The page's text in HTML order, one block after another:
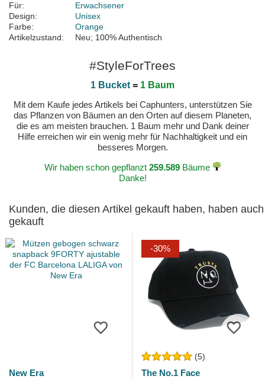
Für:
Erwachsener
Design:
Unisex
Farbe:
Orange
Artikelzustand:
Neu; 100% Authentisch
#StyleForTrees
1 Bucket = 1 Baum
Mit dem Kaufe jedes Artikels bei Caphunters, unterstützen Sie
das Pflanzen von Bäumen an den Orten auf diesem Planeten,
die es am meisten brauchen. 1 Baum mehr und Dank deiner
Hilfe erreichen wir ein wenig mehr für Nachhaltigkeit und ein
besseres Morgen.
Wir haben schon gepflanzt 259.589Bäume
Danke!
Kunden, die diesen Artikel gekauft haben, haben auch
gekauft
New Era
-30%
(5)
The No.1 Face